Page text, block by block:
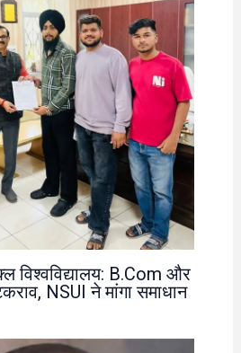
विश्वविद्यालय: B.Com और
NSUI ने मांगा समाधान